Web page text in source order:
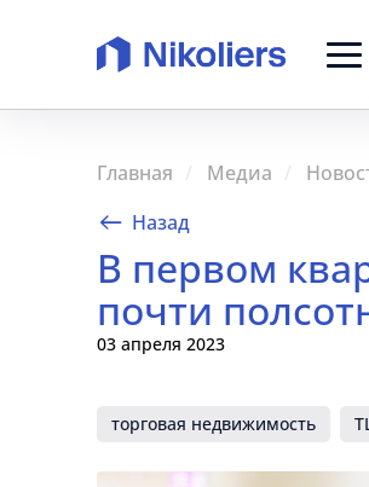
Главная Медиа
Назад
В первом
почти
03 апреля 2023
торговая недвижимость